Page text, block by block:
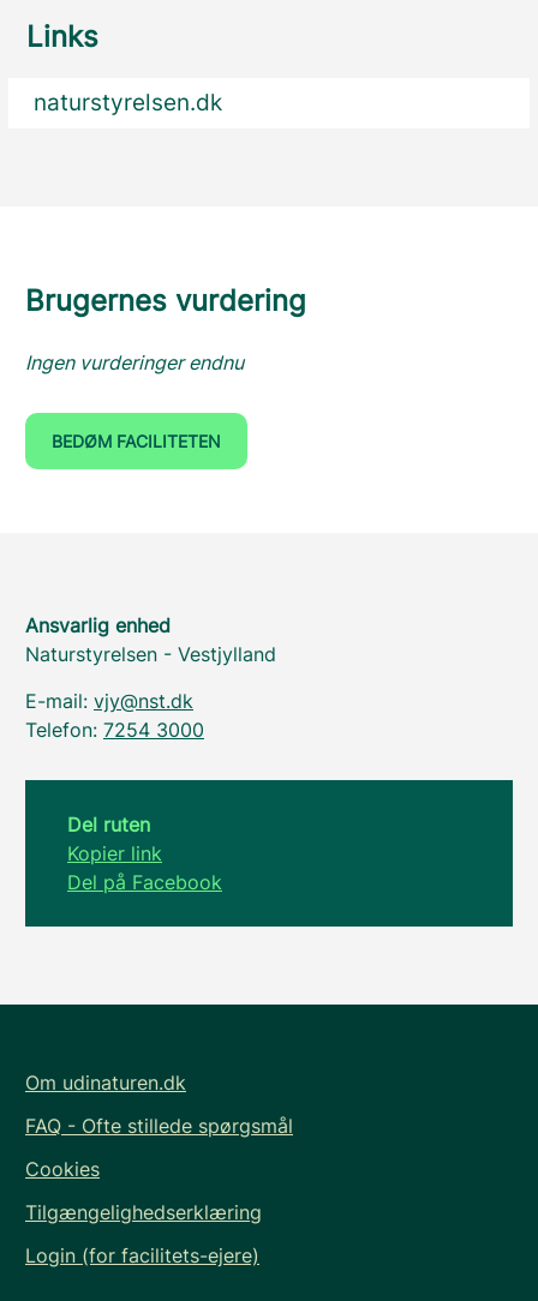
Links
naturstyrelsen.dk
Brugernes vurdering
Ingen vurderinger endnu
BEDØM FACILITETEN
Ansvarlig enhed
Naturstyrelsen - Vestjylland
E-mail: vjy@nst.dk
Telefon: 7254 3000
Del ruten
Kopier link
Del på Facebook
Om udinaturen.dk
FAQ - Ofte stillede spørgsmål
Cookies
Tilgængelighedserklæring
Login (for facilitets-ejere)